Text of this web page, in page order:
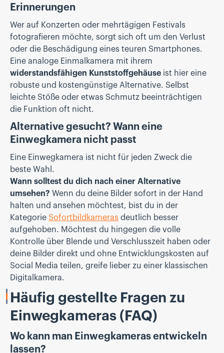
Erinnerungen
Wer auf Konzerten oder mehrtägigen Festivals
fotografieren möchte, sorgt sich oft um den Verlust
oder die Beschädigung eines teuren Smartphones.
Eine analoge Einmalkamera mit ihrem
widerstandsfähigen Kunststoffgehäuse ist hier eine
robuste und kostengünstige Alternative. Selbst
leichte Stöße oder etwas Schmutz beeinträchtigen
die Funktion oft nicht.
Alternative gesucht? Wann eine
Einwegkamera nicht passt
Eine Einwegkamera ist nicht für jeden Zweck die
beste Wahl.
Wann solltest du dich nach einer Alternative
umsehen? Wenn du deine Bilder sofort in der Hand
halten und ansehen möchtest, bist du in der
Kategorie Sofortbildkameras deutlich besser
aufgehoben. Möchtest du hingegen die volle
Kontrolle über Blende und Verschlusszeit haben oder
deine Bilder direkt und ohne Entwicklungskosten auf
Social Media teilen, greife lieber zu einer klassischen
Digitalkamera.
Häufig gestellte Fragen zu
Einwegkameras (FAQ)
Wo kann man Einwegkameras entwickeln
lassen?